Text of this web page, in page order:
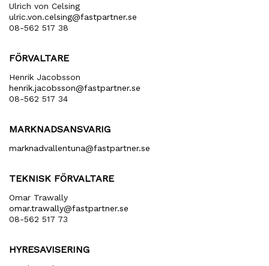
Ulrich von Celsing
ulric​.von​.celsing​@fastpartner​.se
08-562 517 38
FÖRVALTARE
Henrik Jacobsson
henrik​.jacobsson​@fastpartner​.se
08-562 517 34
MARKNADSANSVARIG
marknadvallentuna​@fastpartner​.se
TEKNISK FÖRVALTARE
Omar Trawally
omar.trawally@fastpartner.se
08-562 517 73
HYRESAVISERING